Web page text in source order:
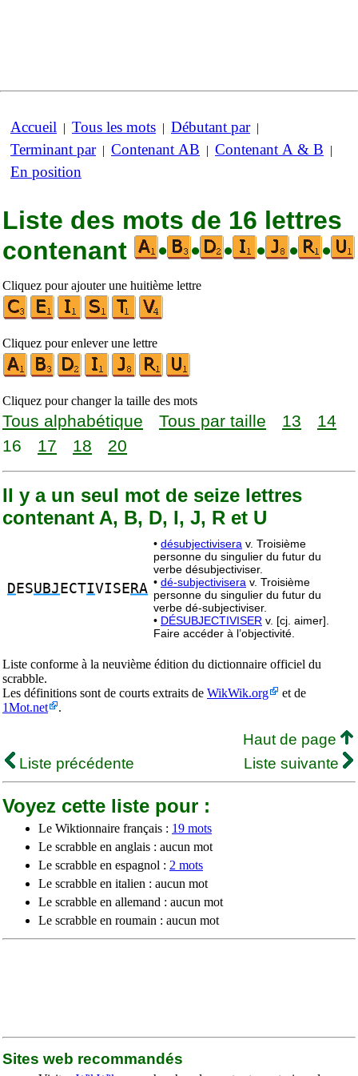
Accueil | Tous les mots | Débutant par|
Terminant par| Contenant AB | Contenant A & B |
En position
Liste des mots de 16 lettres
contenant
• • • • • •
Cliquez pour ajouter une huitième lettre
Cliquez pour enlever une lettre
Cliquez pour changer la taille des mots
Tous alphabétique Tous par taille 13
14
16
17 18 20
Il y a un seul mot de seize lettres
contenant A, B, D, I, J, R et U
D ESUBJ ECTIVISE RA
• désubjectivisera v. Troisième
personne du singulier du futur du
verbe désubjectiviser.
• dé-subjectivisera v. Troisième
personne du singulier du futur du
verbe dé-subjectiviser.
• DÉSUBJECTIVISER v. [cj. aimer].
Faire accéder à l’objectivité.
Liste conforme à la neuvième édition du dictionnaire officiel du
scrabble.
Les définitions sont de courts extraits de WikWik.org
et de
1Mot.net
.
Haut de page
Liste précédente
Liste suivante
Voyez cette liste pour :
Le Wiktionnaire français : 19 mots
Le scrabble en anglais : aucun mot
Le scrabble en espagnol : 2 mots
Le scrabble en italien : aucun mot
Le scrabble en allemand : aucun mot
Le scrabble en roumain : aucun mot
Sites web recommandés